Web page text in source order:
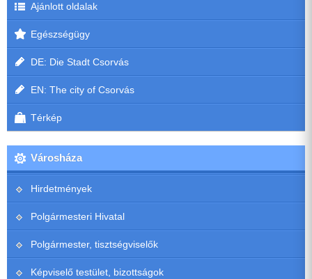
Ajánlott oldalak
Egészségügy
DE: Die Stadt Csorvás
EN: The city of Csorvás
Térkép
Városháza
Hirdetmények
Polgármesteri Hivatal
Polgármester, tisztségviselők
Képviselő testület, bizottságok